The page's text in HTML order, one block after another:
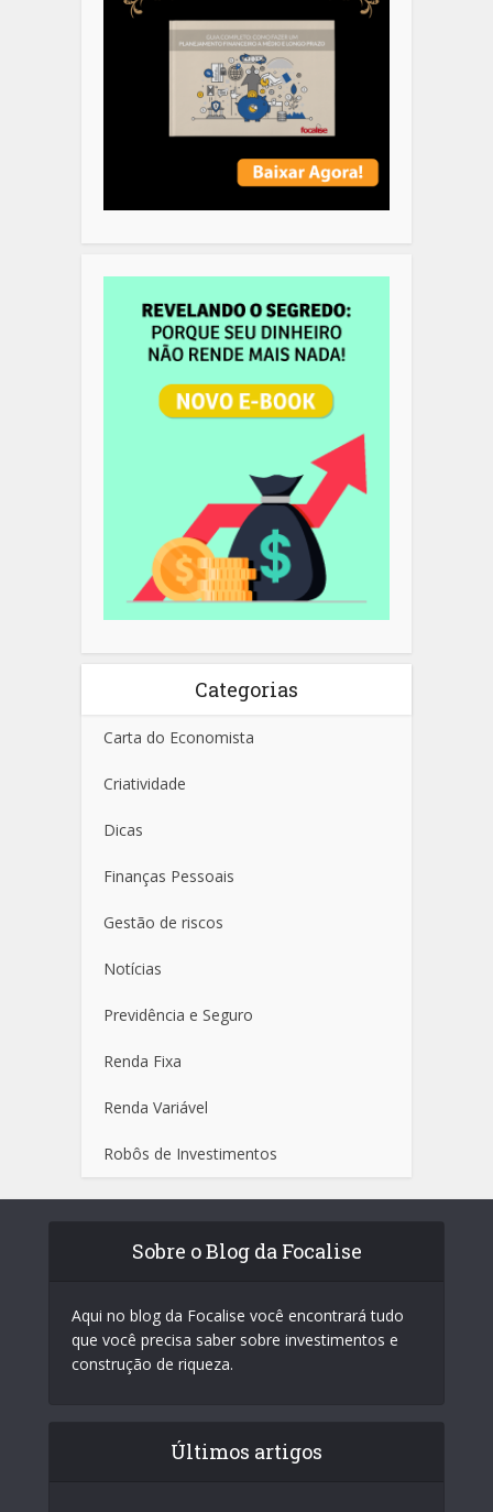
Categorias
Carta do Economista
Criatividade
Dicas
Finanças Pessoais
Gestão de riscos
Notícias
Previdência e Seguro
Renda Fixa
Renda Variável
Robôs de Investimentos
Sobre o Blog da Focalise
Aqui no blog da Focalise você encontrará tudo
que você precisa saber sobre investimentos e
construção de riqueza.
Últimos artigos